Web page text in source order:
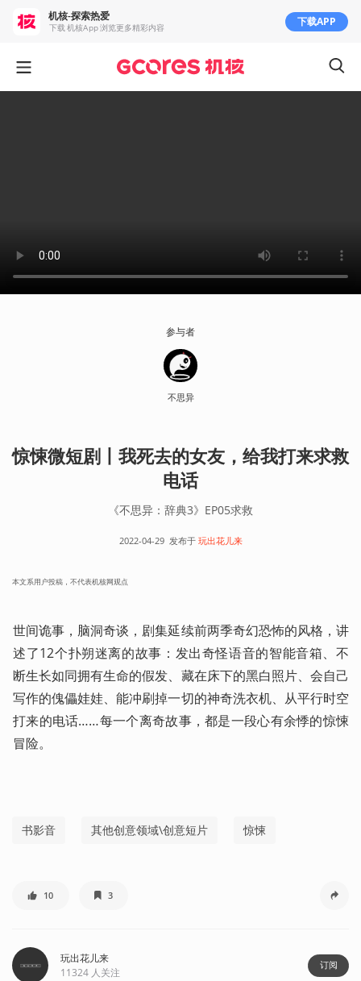
参与者
不思异
惊悚微短剧丨我死去的女友，给我打来求救
电话
《不思异：辞典3》EP05求救
2022-04-29 发布于 玩出花儿来
本文系用户投稿，不代表机核网观点
世间诡事，脑洞奇谈，剧集延续前两季奇幻恐怖的风格，讲
述了12个扑朔迷离的故事：发出奇怪语音的智能音箱、不
断生长如同拥有生命的假发、藏在床下的黑白照片、会自己
写作的傀儡娃娃、能冲刷掉一切的神奇洗衣机、从平行时空
打来的电话……每一个离奇故事，都是一段心有余悸的惊悚
冒险。
书影音 其他创意领域\创意短片 惊悚
10 3
玩出花儿来
11324 人关注
订阅
机核-探索热爱
下载 机核App 浏览更多精彩内容 下载APP